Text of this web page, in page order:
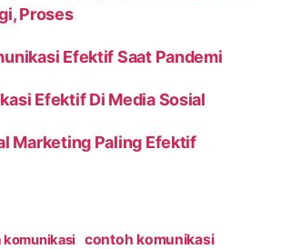
Proses
Efektif Saat Pandemi
Efektif Di Media Sosial
Marketing Paling Efektif
komunikasi contoh komunikasi